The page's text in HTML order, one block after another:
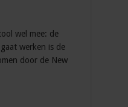
wel mee: de
werken is de
door de New